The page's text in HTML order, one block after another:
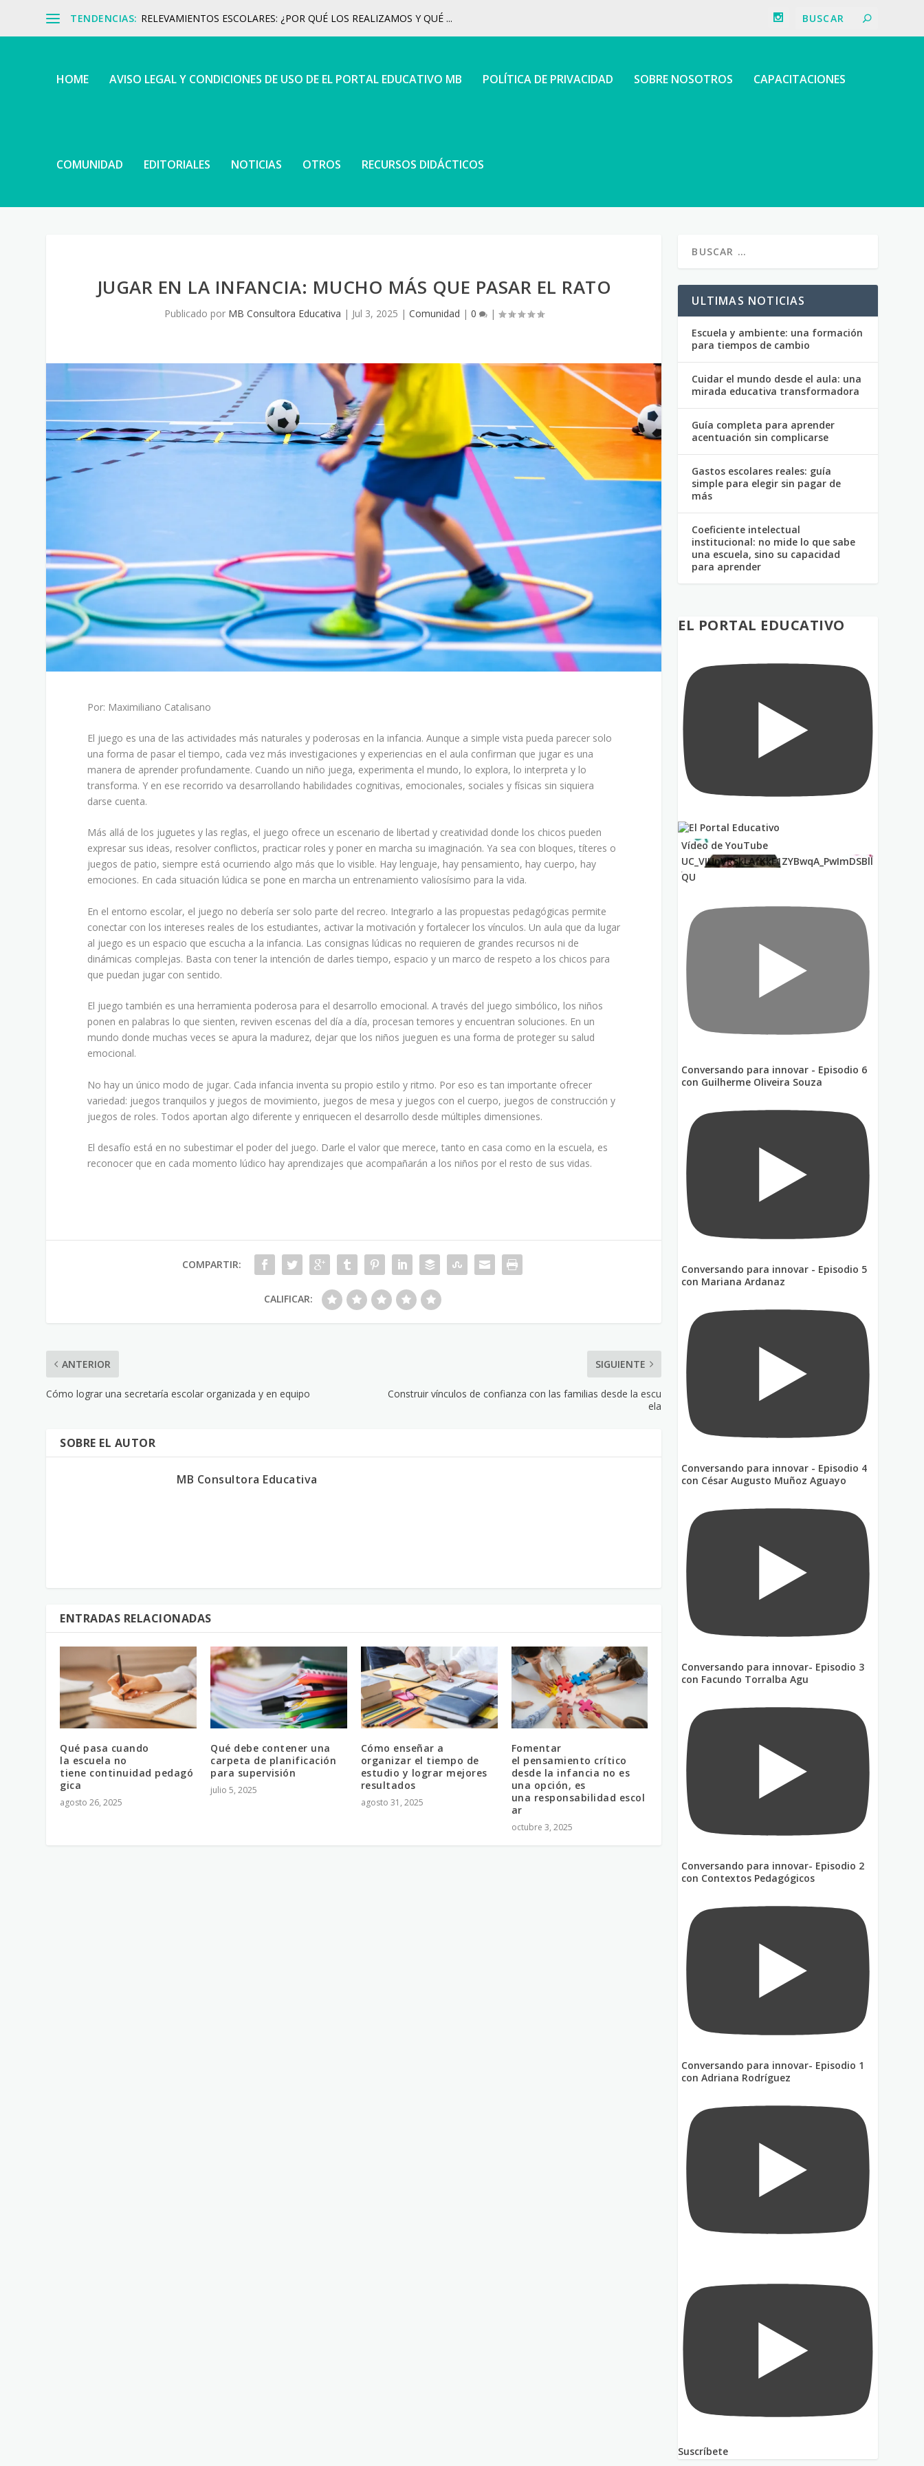
TENDENCIAS: RELEVAMIENTOS ESCOLARES: ¿POR QUÉ LOS REALIZAMOS Y QUÉ ...
HOME AVISO LEGAL Y CONDICIONES DE USO DE EL PORTAL EDUCATIVO MB POLÍTICA DE PRIVACIDAD SOBRE NOSOTROS CAPACITACIONES
COMUNIDAD EDITORIALES NOTICIAS OTROS RECURSOS DIDÁCTICOS
JUGAR EN LA INFANCIA: MUCHO MÁS QUE PASAR EL RATO
Publicado por MB Consultora Educativa | Jul 3, 2025 | Comunidad | 0 |
Por: Maximiliano Catalisano
El juego es una de las actividades más naturales y poderosas en la infancia. Aunque a simple vista pueda parecer solo
una forma de pasar el tiempo, cada vez más investigaciones y experiencias en el aula confirman que jugar es una
manera de aprender profundamente. Cuando un niño juega, experimenta el mundo, lo explora, lo interpreta y lo
transforma. Y en ese recorrido va desarrollando habilidades cognitivas, emocionales, sociales y físicas sin siquiera
darse cuenta.
Más allá de los juguetes y las reglas, el juego ofrece un escenario de libertad y creatividad donde los chicos pueden
expresar sus ideas, resolver conflictos, practicar roles y poner en marcha su imaginación. Ya sea con bloques, títeres o
juegos de patio, siempre está ocurriendo algo más que lo visible. Hay lenguaje, hay pensamiento, hay cuerpo, hay
emociones. En cada situación lúdica se pone en marcha un entrenamiento valiosísimo para la vida.
En el entorno escolar, el juego no debería ser solo parte del recreo. Integrarlo a las propuestas pedagógicas permite
conectar con los intereses reales de los estudiantes, activar la motivación y fortalecer los vínculos. Un aula que da lugar
al juego es un espacio que escucha a la infancia. Las consignas lúdicas no requieren de grandes recursos ni de
dinámicas complejas. Basta con tener la intención de darles tiempo, espacio y un marco de respeto a los chicos para
que puedan jugar con sentido.
El juego también es una herramienta poderosa para el desarrollo emocional. A través del juego simbólico, los niños
ponen en palabras lo que sienten, reviven escenas del día a día, procesan temores y encuentran soluciones. En un
mundo donde muchas veces se apura la madurez, dejar que los niños jueguen es una forma de proteger su salud
emocional.
No hay un único modo de jugar. Cada infancia inventa su propio estilo y ritmo. Por eso es tan importante ofrecer
variedad: juegos tranquilos y juegos de movimiento, juegos de mesa y juegos con el cuerpo, juegos de construcción y
juegos de roles. Todos aportan algo diferente y enriquecen el desarrollo desde múltiples dimensiones.
El desafío está en no subestimar el poder del juego. Darle el valor que merece, tanto en casa como en la escuela, es
reconocer que en cada momento lúdico hay aprendizajes que acompañarán a los niños por el resto de sus vidas.
COMPARTIR:
CALIFICAR:
ANTERIOR
Cómo lograr una secretaría escolar organizada y en equipo
SIGUIENTE
Construir vínculos de confianza con las familias desde la escu
ela
SOBRE EL AUTOR
MB Consultora Educativa
ENTRADAS RELACIONADAS
Qué pasa cuando
la escuela no
tiene continuidad pedagó
gica
agosto 26, 2025
Qué debe contener una
carpeta de planificación
para supervisión
julio 5, 2025
Cómo enseñar a
organizar el tiempo de
estudio y lograr mejores
resultados
agosto 31, 2025
Fomentar
el pensamiento crítico
desde la infancia no es
una opción, es
una responsabilidad escol
ar
octubre 3, 2025
ULTIMAS NOTICIAS
Escuela y ambiente: una formación
para tiempos de cambio
Cuidar el mundo desde el aula: una
mirada educativa transformadora
Guía completa para aprender
acentuación sin complicarse
Gastos escolares reales: guía
simple para elegir sin pagar de
más
Coeficiente intelectual
institucional: no mide lo que sabe
una escuela, sino su capacidad
para aprender
EL PORTAL EDUCATIVO
Vídeo de YouTube
UC_VIUnVRSkLAfKkF1ZYBwqA_PwImDSBll
QU
Conversando para innovar - Episodio 6
con Guilherme Oliveira Souza
Conversando para innovar - Episodio 5
con Mariana Ardanaz
Conversando para innovar - Episodio 4
con César Augusto Muñoz Aguayo
Conversando para innovar- Episodio 3
con Facundo Torralba Agu
Conversando para innovar- Episodio 2
con Contextos Pedagógicos
Conversando para innovar- Episodio 1
con Adriana Rodríguez
Suscríbete